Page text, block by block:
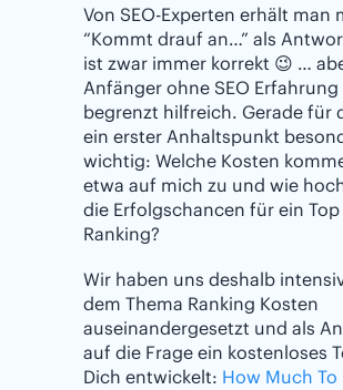
Von SEO-Experten erhält man
“Kommt drauf an…” als
ist zwar immer korrekt 😉 …
Anfänger ohne SEO
begrenzt hilfreich. Gerade für
ein erster Anhaltspunkt
wichtig: Welche Kosten
etwa auf mich zu und wie
die Erfolgschancen für ein Top
Ranking?
Wir haben uns deshalb
dem Thema Ranking Kosten
auseinandergesetzt und als
auf die Frage ein kostenloses
Dich entwickelt: How Much To